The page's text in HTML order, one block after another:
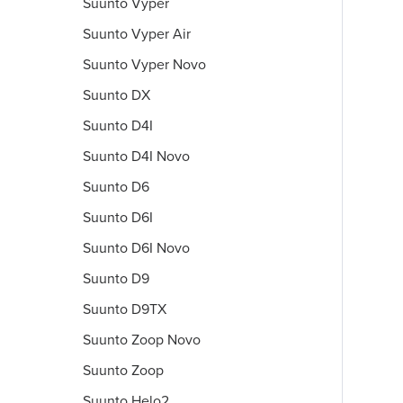
Suunto Vyper
Suunto Vyper Air
Suunto Vyper Novo
Suunto DX
Suunto D4I
Suunto D4I Novo
Suunto D6
Suunto D6I
Suunto D6I Novo
Suunto D9
Suunto D9TX
Suunto Zoop Novo
Suunto Zoop